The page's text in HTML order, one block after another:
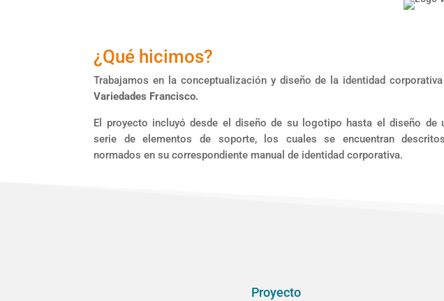
¿Qué hicimos?
Trabajamos en la conceptualización y diseño de la identidad
Variedades Francisco.
El proyecto incluyó desde el diseño de su logotipo hasta el diseño de
serie de elementos de soporte, los cuales se encuentran
normados en su correspondiente manual de identidad corporativa.
Proyecto